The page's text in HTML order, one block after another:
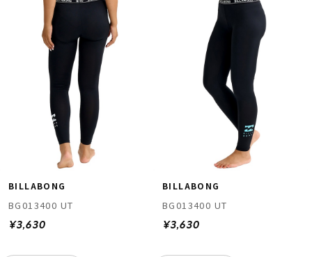
BILLABONG
BG013400 UT
¥3,630
BILLABONG
BG013400 UT
¥3,630